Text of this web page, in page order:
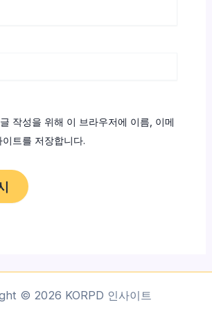
작성을 위해 이 브라우저에 이름, 이메
트를 저장합니다.
© 2026 KORPD 인사이트